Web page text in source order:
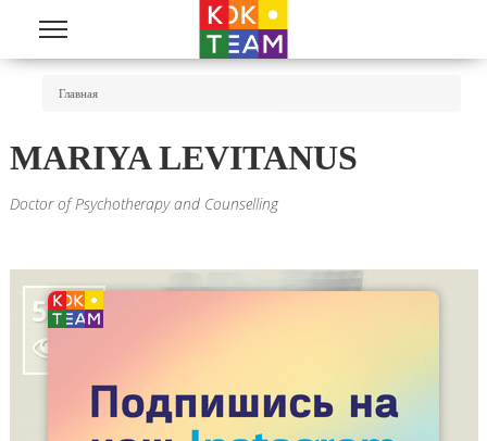
Перейти к основному содержанию
Главная
MARIYA LEVITANUS
Doctor of Psychotherapy and Counselling
5819
